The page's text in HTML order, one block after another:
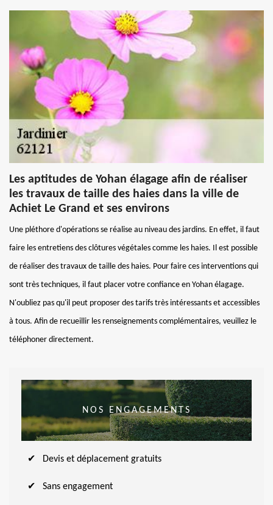
Les aptitudes de Yohan élagage afin de réaliser
les travaux de taille des haies dans la ville de
Achiet Le Grand et ses environs
Une pléthore d'opérations se réalise au niveau des jardins. En effet, il faut
faire les entretiens des clôtures végétales comme les haies. Il est possible
de réaliser des travaux de taille des haies. Pour faire ces interventions qui
sont très techniques, il faut placer votre confiance en Yohan élagage.
N'oubliez pas qu'il peut proposer des tarifs très intéressants et accessibles
à tous. Afin de recueillir les renseignements complémentaires, veuillez le
téléphoner directement.
NOS ENGAGEMENTS
Devis et déplacement gratuits
Sans engagement